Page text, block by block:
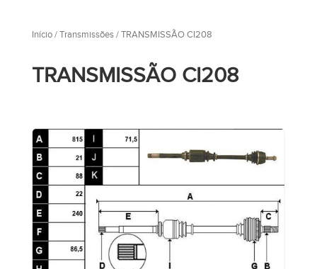
Início/ Transmissões/ TRANSMISSÃO CI208
TRANSMISSÃO CI208